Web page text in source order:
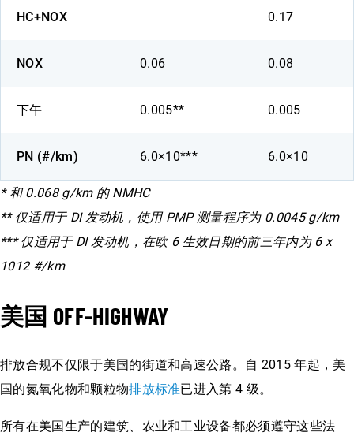
HC+NOX 0.17
NOX 0.06 0.08
下午 0.005** 0.005
PN (#/km) 6.0×10*** 6.0×10
* 和 0.068 g/km 的 NMHC
** 仅适用于 DI 发动机，使用 PMP 测量程序为 0.0045 g/km
*** 仅适用于 DI 发动机，在欧 6 生效日期的前三年内为 6 x
1012 #/km
美国 OFF-HIGHWAY
排放合规不仅限于美国的街道和高速公路。自 2015 年起，美
国的氮氧化物和颗粒物排放标准已进入第 4 级。
所有在美国生产的建筑、农业和工业设备都必须遵守这些法